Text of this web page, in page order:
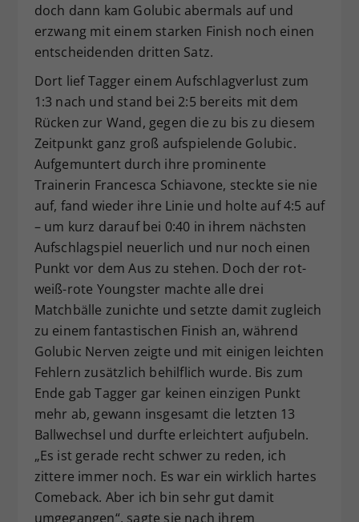
doch dann kam Golubic abermals auf und
erzwang mit einem starken Finish noch einen
entscheidenden dritten Satz.
Dort lief Tagger einem Aufschlagverlust zum
1:3 nach und stand bei 2:5 bereits mit dem
Rücken zur Wand, gegen die zu bis zu diesem
Zeitpunkt ganz groß aufspielende Golubic.
Aufgemuntert durch ihre prominente
Trainerin Francesca Schiavone, steckte sie nie
auf, fand wieder ihre Linie und holte auf 4:5 auf
– um kurz darauf bei 0:40 in ihrem nächsten
Aufschlagspiel neuerlich und nur noch einen
Punkt vor dem Aus zu stehen. Doch der rot-
weiß-rote Youngster machte alle drei
Matchbälle zunichte und setzte damit zugleich
zu einem fantastischen Finish an, während
Golubic Nerven zeigte und mit einigen leichten
Fehlern zusätzlich behilflich wurde. Bis zum
Ende gab Tagger gar keinen einzigen Punkt
mehr ab, gewann insgesamt die letzten 13
Ballwechsel und durfte erleichtert aufjubeln.
„Es ist gerade recht schwer zu reden, ich
zittere immer noch. Es war ein wirklich hartes
Comeback. Aber ich bin sehr gut damit
umgegangen“, sagte sie nach ihrem